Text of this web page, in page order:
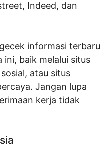
Indeed, dan
informasi terbaru
ini, baik melalui situs
atau situs
Jangan lupa
kerja tidak